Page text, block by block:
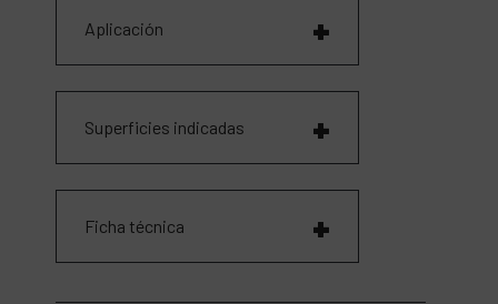
Aplicación
Superficies indicadas
Ficha técnica